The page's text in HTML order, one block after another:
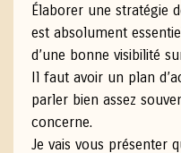
Élaborer une stratégie
est absolument
d’une bonne visibilité
Il faut avoir un plan
parler bien assez
concerne.
Je vais vous présenter